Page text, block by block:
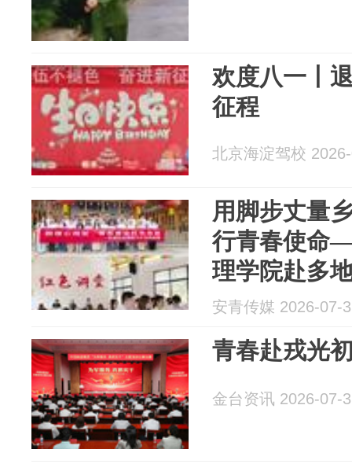
欢度八一丨
征程
北京海淀驾校
用脚步丈量
行青春使命
理学院赴多
乡”社会实践
安青传媒 2026-07-
青春赴戎光
金台资讯 2026-07-